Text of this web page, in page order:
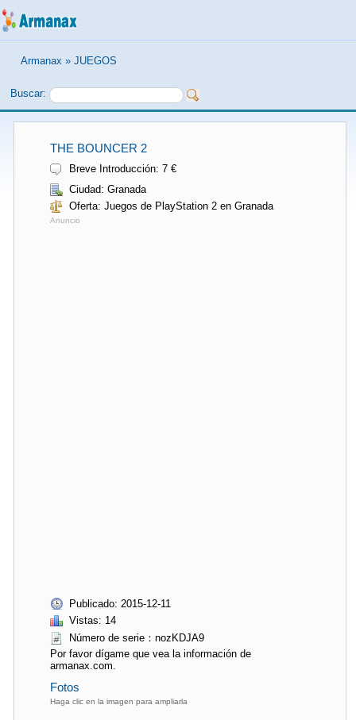
Armanax » JUEGOS
Buscar:
THE BOUNCER 2
Breve Introducción: 7 €
Ciudad: Granada
Oferta: Juegos de PlayStation 2 en Granada
Anuncio
Publicado: 2015-12-11
Vistas: 14
Número de serie：nozKDJA9
Por favor dígame que vea la información de
armanax.com.
Fotos
Haga clic en la imagen para ampliarla